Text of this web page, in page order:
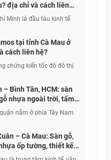
địa chỉ và cách liên
Minh là đầu tàu kinh tế
tại tỉnh Cà Mau ở
cách liên hệ?
chứng kiến tốc độ đô thị
– Bình Tân, HCM: sàn
nhựa ngoài trời, tấm
than tre, giấy dán
nằm ở phía Tây Nam
– Cà Mau: Sàn gỗ,
ốp tường, thiết kế
nhà